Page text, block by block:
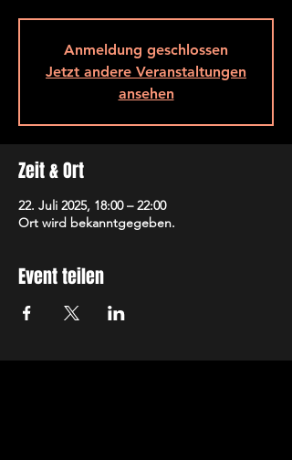
Anmeldung geschlossen
Jetzt andere Veranstaltungen
ansehen
Zeit & Ort
22. Juli 2025, 18:00 – 22:00
Ort wird bekanntgegeben.
Event teilen